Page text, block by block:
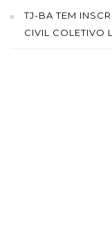
TJ-BA TEM
CIVIL COLETIVO